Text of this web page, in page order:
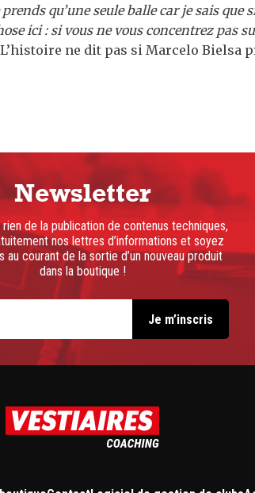
qu’une seule balle car je sais que
ici : si vous ne vous concentrez pas
L’histoire ne dit pas si Marcelo Bielsa
Newsletter
rien de la publication de contenus techniques,
nos lettres d’informations et soyez
au courant de la sortie d’un nouveau produit
dans la boutique !